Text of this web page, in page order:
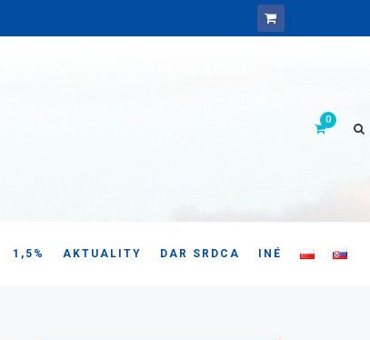
1,5% AKTUALITY DAR SRDCA INÉ